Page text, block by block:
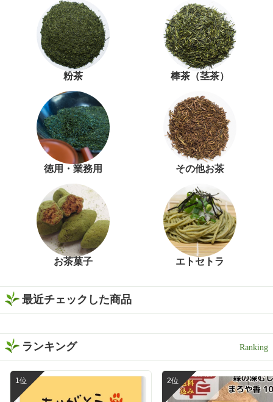
粉茶 棒茶（茎茶）
徳用・業務用 その他お茶
お茶菓子 エトセトラ
最近チェックした商品
ランキング